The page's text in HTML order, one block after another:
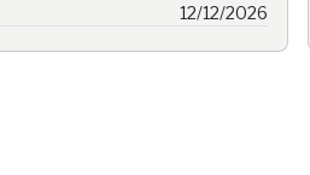
12/12/2026